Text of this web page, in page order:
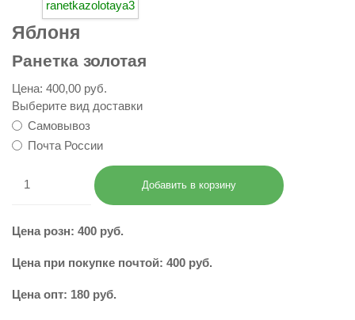
Яблоня
Ранетка золотая
Цена: 400,00 руб.
Выберите вид доставки
Самовывоз
Почта России
Цена розн: 400 руб.
Цена при покупке почтой: 400 руб.
Цена опт: 180 руб.